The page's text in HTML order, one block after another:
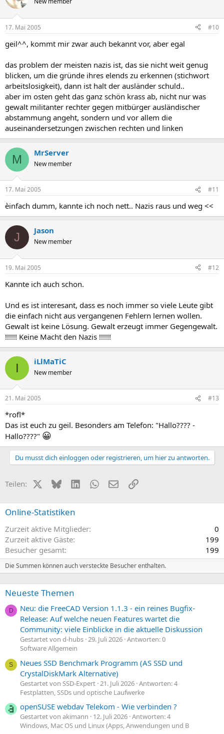
17. Mai 2005 #10
geil^^, kommt mir zwar auch bekannt vor, aber egal
das problem der meisten nazis ist, das sie nicht weit genug
blicken, um die gründe ihres elends zu erkennen (stichwort
arbeitslosigkeit), dann ist halt der ausländer schuld..
aber im osten geht das ganz schön krass ab, nicht nur was
gewalt militanter rechter gegen mitbürger ausländischer
abstammung angeht, sondern und vor allem die
auseinandersetzungen zwischen rechten und linken
M MrServer
New member
17. Mai 2005 #11
èinfach dumm, kannte ich noch nett.. Nazis raus und weg <<
J Jason
New member
19. Mai 2005 #12
Kannte ich auch schon.
Und es ist interesant, dass es noch immer so viele Leute gibt
die einfach nicht aus vergangenen Fehlern lernen wollen.
Gewalt ist keine Lösung. Gewalt erzeugt immer Gegengewalt.
!!!!!! Keine Macht den Nazis !!!!!!
I iLlMaTiC
New member
21. Mai 2005 #13
*rofl*
Das ist euch zu geil. Besonders am Telefon: "Hallo???? -
Hallo????" 😀
Du musst dich einloggen oder registrieren, um hier zu antworten.
Teilen: X (Twitter)
BlueskyLinkedInWhatsApp
E-MailLink
Online-Statistiken
Zurzeit aktive Mitglieder
0
Zurzeit aktive Gäste
199
Besucher gesamt
199
Die Summen können auch versteckte Besucher enthalten.
Neueste Themen
D
Neu: die FreeCAD Version 1.1.3 - ein reines Bugfix-
Release: Auf welche neuen Features wartet die
Community: viele Einblicke in die aktuelle Diskussion
Gestartet von d-hubs 29. Juli 2026 Antworten: 0
Software Allgemein
S
Neues SSD Benchmark Programm (AS SSD und
CrystalDiskMark Alternative)
Gestartet von SSD-Expert 21. Juli 2026 Antworten: 4
Festplatten, SSDs und optische Laufwerke
openSUSE webdav Telekom - Wie verbinden ?
Gestartet von akimann 12. Juli 2026 Antworten: 4
Windows, Mac OS und Linux (Apps, Anwendungen und B